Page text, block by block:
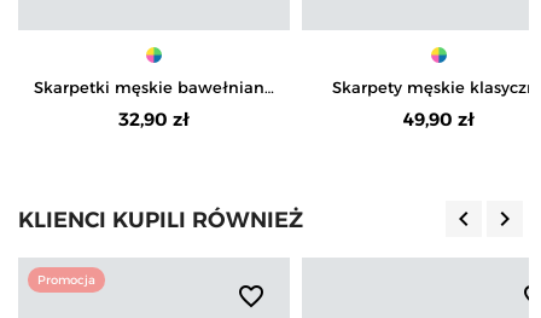
Skarpetki męskie bawełniane
casual w kolorowe wzory 3-
pak
32,90 zł
Skarpety męskie
fason z wygodnym
ściągaczem zabawny
49,90 zł
KLIENCI KUPILI RÓWNIEŻ keyboard_arrow_left keyboard_arrow_right
Promocja
favorite_border